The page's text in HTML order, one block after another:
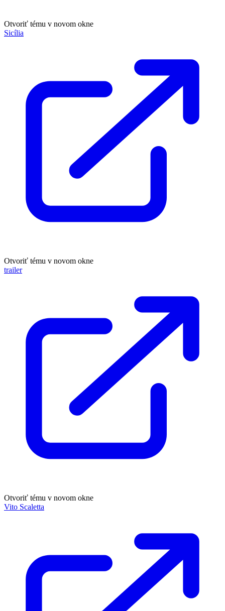
Otvoriť tému v novom okne
Sicília
Otvoriť tému v novom okne
trailer
Otvoriť tému v novom okne
Vito Scaletta